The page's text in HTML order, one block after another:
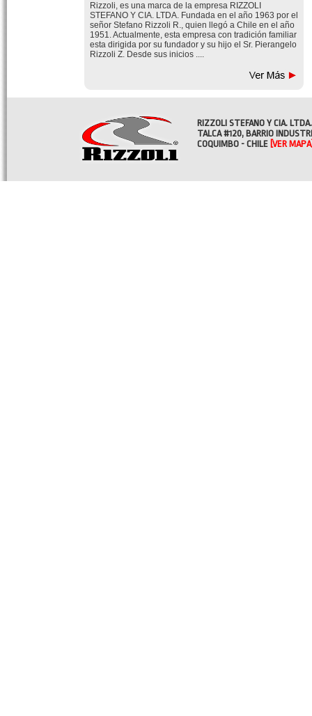
Rizzoli, es una marca de la empresa RIZZOLI
STEFANO Y CIA. LTDA. Fundada en el año 1963 por el
señor Stefano Rizzoli R., quien llegó a Chile en el año
1951. Actualmente, esta empresa con tradición familiar
esta dirigida por su fundador y su hijo el Sr. Pierangelo
Rizzoli Z. Desde sus inicios ....
RIZZOLI STEFANO Y CIA. LTDA.
TALCA #120, BARRIO
COQUIMBO - CHILE [VER